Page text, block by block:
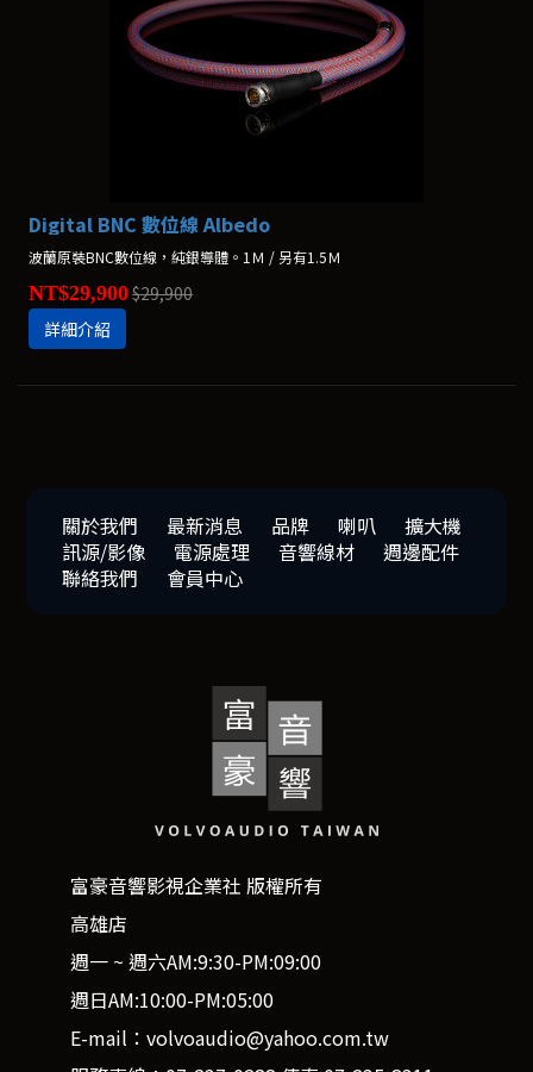
Digital BNC 數位線 Albedo
波蘭原裝BNC數位線，純銀導體。1Ｍ / 另有1.5Ｍ
NT$29,900$29,900
詳細介紹
關於我們 最新消息 品牌 喇叭
擴大機
訊源/影像
電源處理 音響線材
週邊配件
聯絡我們
會員中心
富豪音響影視企業社 版權所有
高雄店
週一 ~ 週六AM:9:30-PM:09:00
週日AM:10:00-PM:05:00
E-mail：volvoaudio@yahoo.com.tw